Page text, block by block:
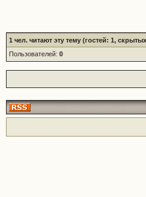
1 чел. читают эту тему (гостей: 1,
Пользователей: 0